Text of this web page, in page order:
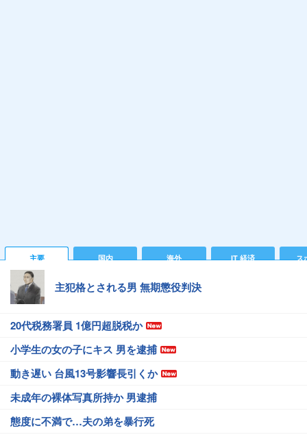
主要 国内 海外 IT 経済 ス
主犯格とされる男 無期懲役判決
20代税務署員 1億円超脱税か
小学生の女の子にキス 男を逮捕
動き遅い 台風13号影響長引くか
未成年の裸体写真所持か 男逮捕
態度に不満で…夫の弟を暴行死